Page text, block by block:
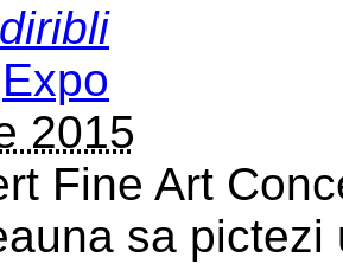
Expo
2015
Fine Art
sa